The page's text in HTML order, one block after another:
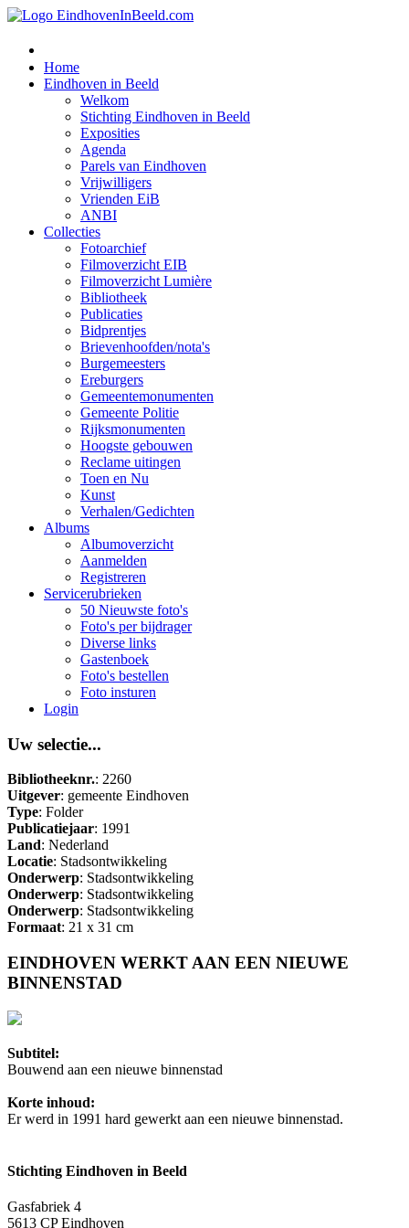
Home
Eindhoven in Beeld
Welkom
Stichting Eindhoven in Beeld
Exposities
Agenda
Parels van Eindhoven
Vrijwilligers
Vrienden EiB
ANBI
Collecties
Fotoarchief
Filmoverzicht EIB
Filmoverzicht Lumière
Bibliotheek
Publicaties
Bidprentjes
Brievenhoofden/nota's
Burgemeesters
Ereburgers
Gemeentemonumenten
Gemeente Politie
Rijksmonumenten
Hoogste gebouwen
Reclame uitingen
Toen en Nu
Kunst
Verhalen/Gedichten
Albums
Albumoverzicht
Aanmelden
Registreren
Servicerubrieken
50 Nieuwste foto's
Foto's per bijdrager
Diverse links
Gastenboek
Foto's bestellen
Foto insturen
Login
Uw selectie...
Bibliotheeknr.: 2260
Uitgever: gemeente Eindhoven
Type: Folder
Publicatiejaar: 1991
Land: Nederland
Locatie: Stadsontwikkeling
Onderwerp: Stadsontwikkeling
Onderwerp: Stadsontwikkeling
Onderwerp: Stadsontwikkeling
Formaat: 21 x 31 cm
EINDHOVEN WERKT AAN EEN NIEUWE
BINNENSTAD
Subtitel:
Bouwend aan een nieuwe binnenstad
Korte inhoud:
Er werd in 1991 hard gewerkt aan een nieuwe binnenstad.
Stichting Eindhoven in Beeld
Gasfabriek 4
5613 CP Eindhoven